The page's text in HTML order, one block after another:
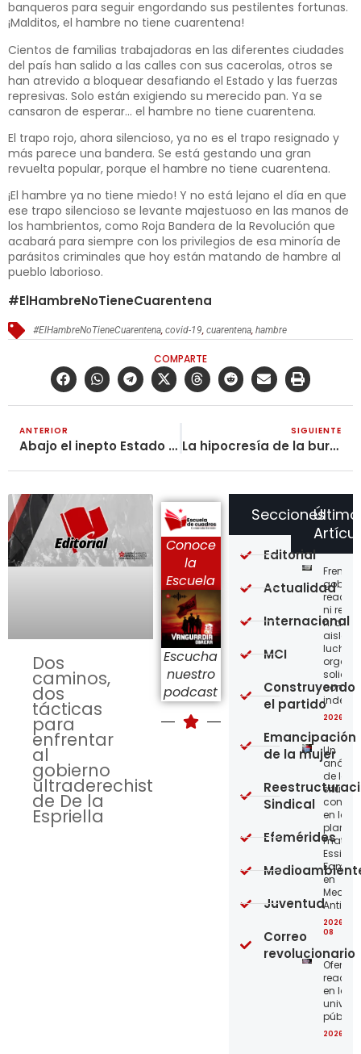
banqueros para seguir engordando sus pestilentes fortunas.
¡Malditos, el hambre no tiene cuarentena!
Cientos de familias trabajadoras en las diferentes ciudades
del país han salido a las calles con sus cacerolas, otros se
han atrevido a bloquear desafiando el Estado y las fuerzas
represivas. Solo están exigiendo su merecido pan. Ya se
cansaron de esperar… el hambre no tiene cuarentena.
El trapo rojo, ahora silencioso, ya no es el trapo resignado y
más parece una bandera. Se está gestando una gran
revuelta popular, porque el hambre no tiene cuarentena.
¡El hambre ya no tiene miedo! Y no está lejano el día en que
ese trapo silencioso se levante majestuoso en las manos de
los hambrientos, como Roja Bandera de la Revolución que
acabará para siempre con los privilegios de esa minoría de
parásitos criminales que hoy están matando de hambre al
pueblo laborioso.
#ElHambreNoTieneCuarentena
#ElHambreNoTieneCuarentena,covid-19,cuarentena,hambre
COMPARTE
ANTERIOR
Abajo el inepto Estado burgués, viva la solidaridad del pueblo
SIGUIENTE
La hipocresía de la burguesía y sus medidas en medio del aislamiento obligatorio
Dos
caminos,
dos
tácticas
para
enfrentar
al
gobierno
ultraderechista
de De la
Espriella
Conoce
la
Escuela
Escucha
nuestro
podcast
Frente
ni
ni
lucha,
con
2026-
Un
de la
en la
planta
matriz
Essity-
Familia
en
2026-
08
en las
2026-
Secciones
Editorial
Actualidad
Internacional
MCI
Construyendo
el partido
Emancipación
de la mujer
Sindical
Efemérides
Juventud
Correo
revolucionario